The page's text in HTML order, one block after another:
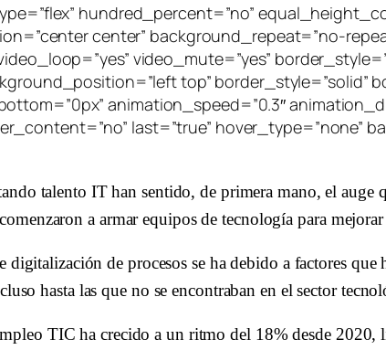
hundred_percent=”no”
center” background_repeat=”no-
video_mute=”yes”
top”
animation_speed=”0.3″
last=”true” hover_type=”none”
talento IT han sentido, de primera mano, el auge
a armar equipos de tecnología para
digitalización de procesos se ha debido a factores
hasta las que no se encontraban en el sector
TIC ha crecido a un ritmo del 18% desde 2020,